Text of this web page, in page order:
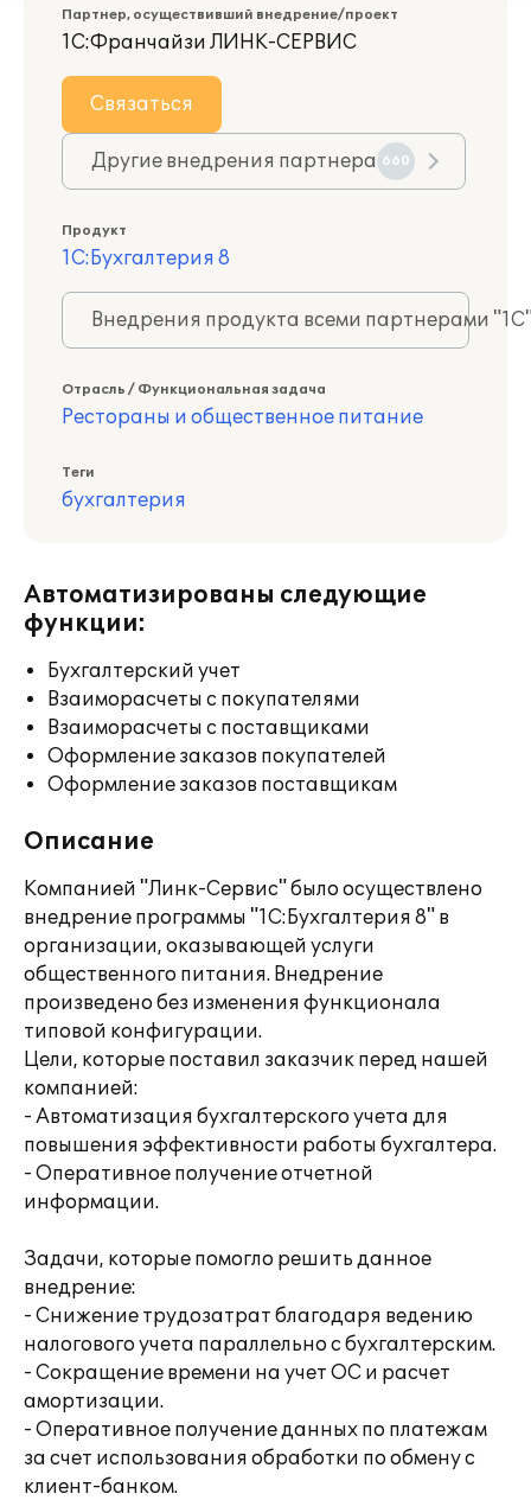
Партнер, осуществивший внедрение/проект
1С:Франчайзи ЛИНК-СЕРВИС
Связаться
Другие внедрения партнера 660
Продукт
1С:Бухгалтерия 8
Внедрения продукта всеми партнерами
Отрасль / Функциональная задача
Рестораны и общественное питание
Теги
бухгалтерия
Автоматизированы следующие
функции:
Бухгалтерский учет
Взаиморасчеты с покупателями
Взаиморасчеты с поставщиками
Оформление заказов покупателей
Оформление заказов поставщикам
Описание
Компанией "Линк-Сервис" было осуществлено
внедрение программы "1С:Бухгалтерия 8" в
организации, оказывающей услуги
общественного питания. Внедрение
произведено без изменения функционала
типовой конфигурации.
Цели, которые поставил заказчик перед нашей
компанией:
- Автоматизация бухгалтерского учета для
повышения эффективности работы бухгалтера.
- Оперативное получение отчетной
информации.
Задачи, которые помогло решить данное
внедрение:
- Снижение трудозатрат благодаря ведению
налогового учета параллельно с бухгалтерским.
- Сокращение времени на учет ОС и расчет
амортизации.
- Оперативное получение данных по платежам
за счет использования обработки по обмену с
клиент-банком.